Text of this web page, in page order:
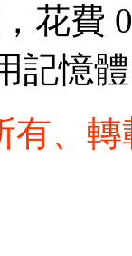
花費
記憶
有、